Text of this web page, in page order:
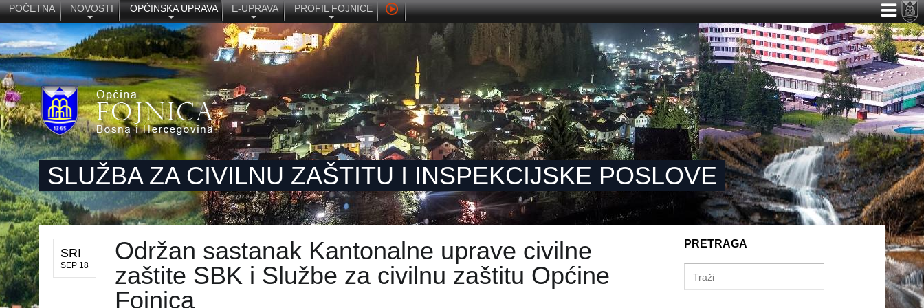
POČETNA NOVOSTI OPĆINSKA UPRAVA E-UPRAVA PROFIL FOJNICE
SLUŽBA ZA CIVILNU ZAŠTITU I INSPEKCIJSKE POSLOVE
SRI
SEP 18
Održan sastanak Kantonalne uprave civilne
zaštite SBK i Službe za civilnu zaštitu Općine
Fojnica
PRETRAGA